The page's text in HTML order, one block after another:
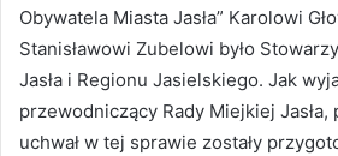
Obywatela Miasta Jasła” Karolowi
Stanisławowi Zubelowi było
Jasła i Regionu Jasielskiego. Jak
przewodniczący Rady Miejkiej
uchwał w tej sprawie zostały